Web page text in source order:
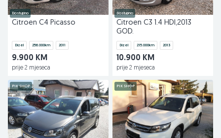
Dostupno
Citroen C4 Picasso
Dizel 256.000km 2011
9.900 KM
prije 2 mjeseca
Dostupno
Citroen C3 1.4 HDI,2013
GOD.
Dizel 215.000km 2013
10.900 KM
prije 2 mjeseca
PIK SHOP PIK SHOP